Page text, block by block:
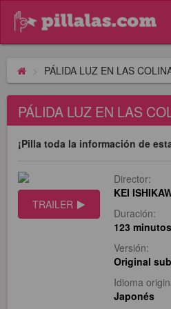
PÁLIDA LUZ EN LAS
PÁLIDA LUZ EN LAS
¡Pilla toda la información de
TRAILER
Director:
KEI
Duración:
123 minutos
Versión:
Original
Idioma
Japonés